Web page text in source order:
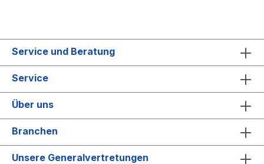
Service und Beratung
Service
Über uns
Branchen
Unsere Generalvertretungen